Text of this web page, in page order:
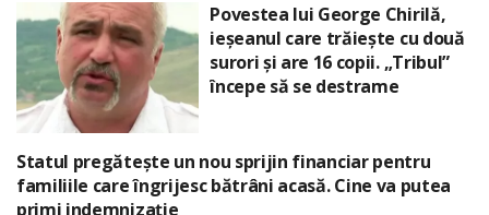
Povestea lui George Chirilă,
ieșeanul care trăiește cu două
surori și are 16 copii. „Tribul”
începe să se destrame
Statul pregătește un nou sprijin financiar pentru
familiile care îngrijesc bătrâni acasă. Cine va putea
primi indemnizație